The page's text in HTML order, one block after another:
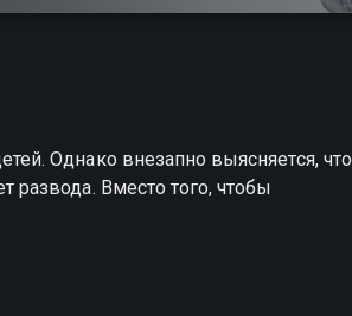
Однако внезапно выясняется, что
развода. Вместо того, чтобы